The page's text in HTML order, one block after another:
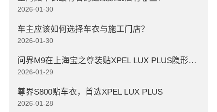
2026-01-30
车主应该如何选择车衣与施工门店？
2026-01-30
问界M9在上海宝之尊装贴XPEL LUX PLUS隐形车衣
2026-01-29
尊界S800贴车衣，首选XPEL LUX PLUS
2026-01-28